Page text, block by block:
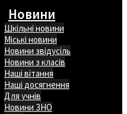
Новини
Шкільні новини
Міські новини
Новини звідусіль
Новини з класів
Наші вітання
Наші досягнення
Для учнів
Новини ЗНО